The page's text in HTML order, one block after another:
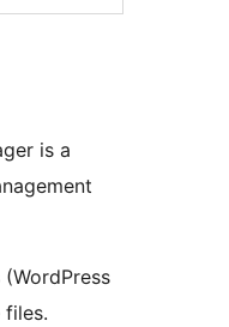
is a